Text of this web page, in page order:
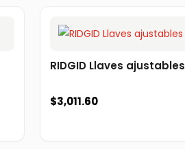
RIDGID Llaves ajustables
$3,011.60